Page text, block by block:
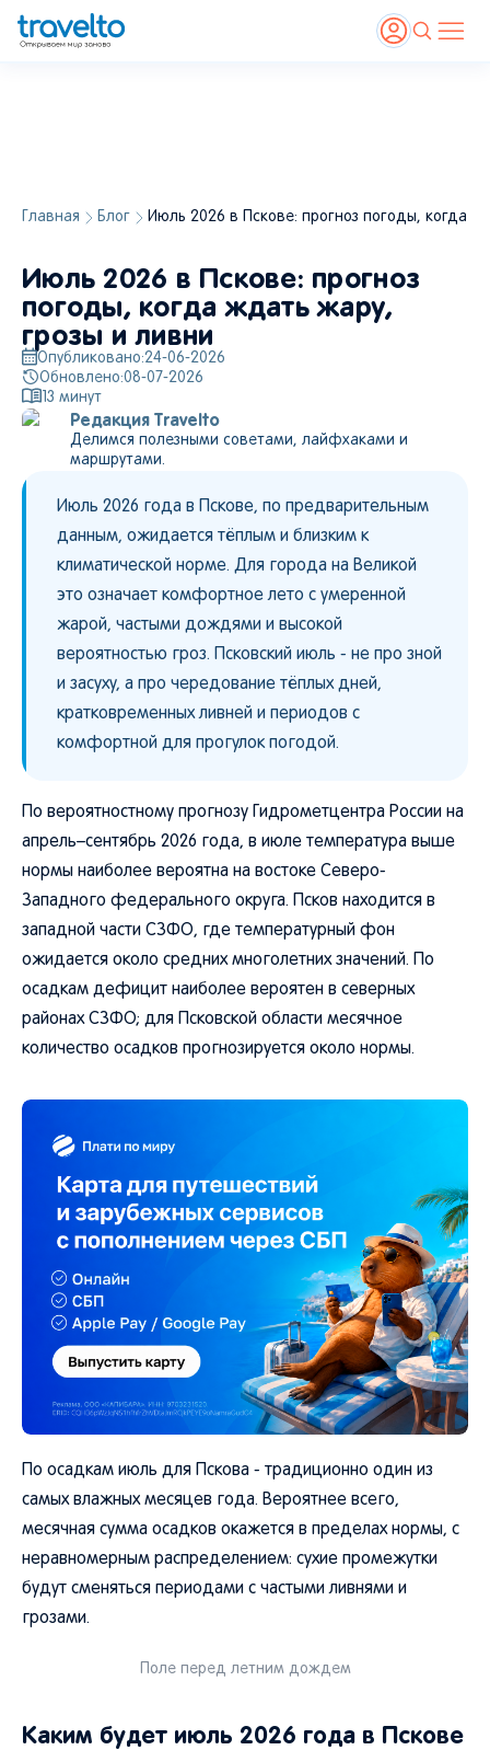
Главная Блог Июль 2026 в Пскове: прогноз погоды, когда
Июль 2026 в Пскове: прогноз
погоды, когда ждать жару,
грозы и ливни
Опубликовано:24-06-2026
Обновлено:08-07-2026
13 минут
Редакция Travelto
Делимся полезными советами, лайфхаками и
маршрутами.
Июль 2026 года в Пскове, по предварительным
данным, ожидается тёплым и близким к
климатической норме. Для города на Великой
это означает комфортное лето с умеренной
жарой, частыми дождями и высокой
вероятностью гроз. Псковский июль - не про зной
и засуху, а про чередование тёплых дней,
кратковременных ливней и периодов с
комфортной для прогулок погодой.
По вероятностному прогнозу Гидрометцентра России на
апрель–сентябрь 2026 года, в июле температура выше
нормы наиболее вероятна на востоке Северо-
Западного федерального округа. Псков находится в
западной части СЗФО, где температурный фон
ожидается около средних многолетних значений. По
осадкам дефицит наиболее вероятен в северных
районах СЗФО; для Псковской области месячное
количество осадков прогнозируется около нормы.
По осадкам июль для Пскова - традиционно один из
самых влажных месяцев года. Вероятнее всего,
месячная сумма осадков окажется в пределах нормы, с
неравномерным распределением: сухие промежутки
будут сменяться периодами с частыми ливнями и
грозами.
Поле перед летним дождем
Каким будет июль 2026 года в Пскове